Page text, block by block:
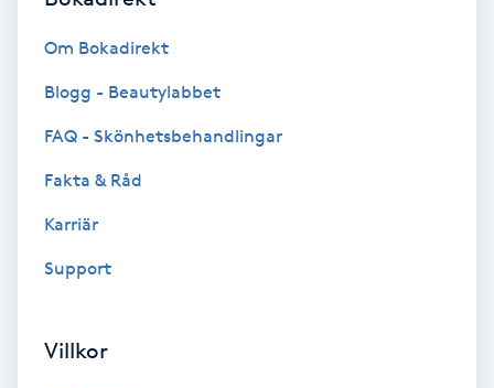
Gravidmassage
Gravidyoga
Gua Sha-massage
Hatha Yoga
Om Bokadirekt
Blogg - Beautylabbet
FAQ - Skönhetsbehandlingar
Fakta & Råd
Karriär
Support
Villkor